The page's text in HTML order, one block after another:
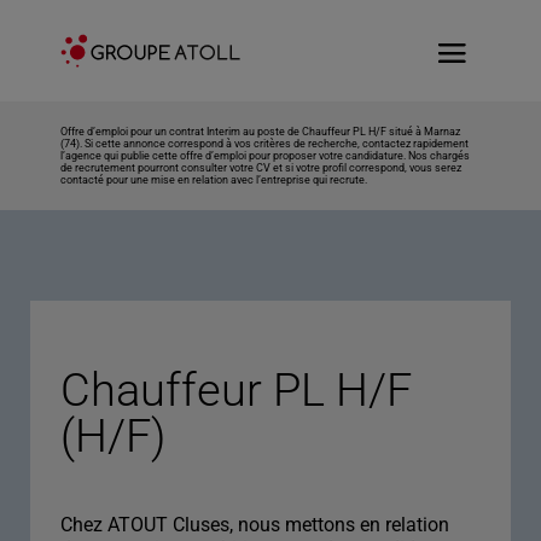
Offre d’emploi pour un contrat Interim au poste de Chauffeur PL H/F situé à Marnaz
(74). Si cette annonce correspond à vos critères de recherche, contactez rapidement
l’agence qui publie cette offre d’emploi pour proposer votre candidature. Nos chargés
de recrutement pourront consulter votre CV et si votre profil correspond, vous serez
contacté pour une mise en relation avec l’entreprise qui recrute.
Chauffeur PL H/F
(H/F)
Chez ATOUT Cluses, nous mettons en relation